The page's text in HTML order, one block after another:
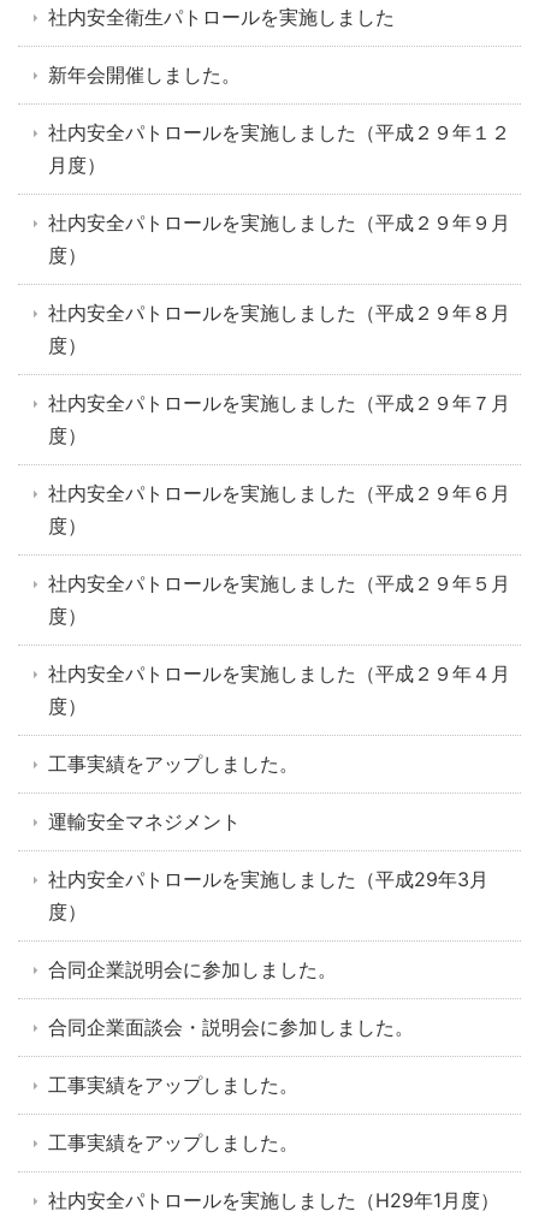
社内安全衛生パトロールを実施しました
新年会開催しました。
社内安全パトロールを実施しました（平成２９年１２
月度）
社内安全パトロールを実施しました（平成２９年９月
度）
社内安全パトロールを実施しました（平成２９年８月
度）
社内安全パトロールを実施しました（平成２９年７月
度）
社内安全パトロールを実施しました（平成２９年６月
度）
社内安全パトロールを実施しました（平成２９年５月
度）
社内安全パトロールを実施しました（平成２９年４月
度）
工事実績をアップしました。
運輸安全マネジメント
社内安全パトロールを実施しました（平成29年3月
度）
合同企業説明会に参加しました。
合同企業面談会・説明会に参加しました。
工事実績をアップしました。
工事実績をアップしました。
社内安全パトロールを実施しました（H29年1月度）